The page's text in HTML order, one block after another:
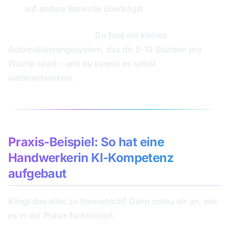
auf andere Bereiche überträgst
Du hast ein kleines
Automatisierungssystem, das dir 5-10 Stunden pro
Woche spart – und du kannst es selbst
weiterentwickeln.
Praxis-Beispiel: So hat eine
Handwerkerin KI-Kompetenz
aufgebaut
Klingt das alles zu theoretisch? Dann schau dir an, wie
es in der Praxis funktioniert.